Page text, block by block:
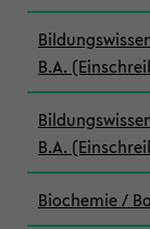
B.A.
B.A.
Biochemie /